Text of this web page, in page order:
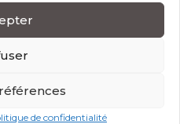
de confidentialité
posture professionnelle,
à adopter, outils de
vidéoprojecteur et
au travers d’étude de